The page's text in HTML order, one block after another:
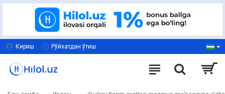
Кириш Рўйхатдан ўтиш